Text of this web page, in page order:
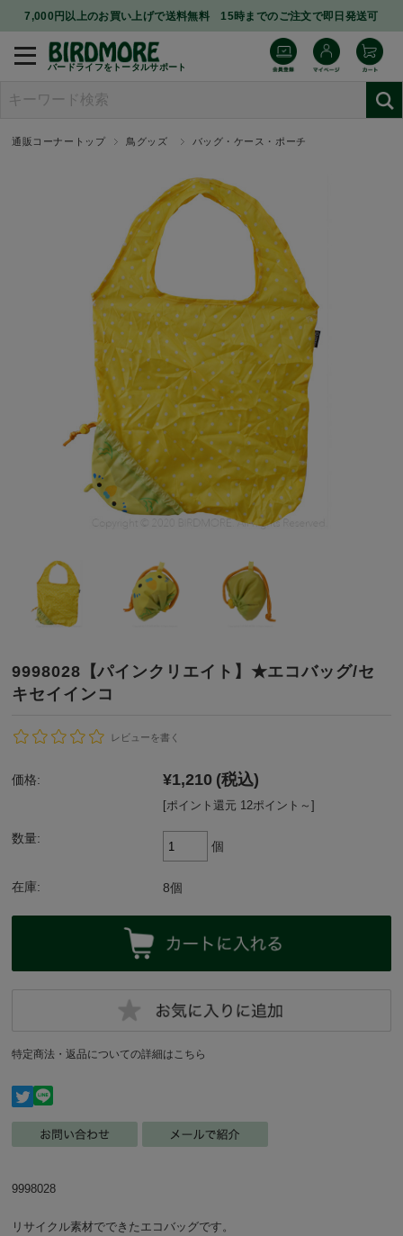
7,000円以上のお買い上げで送料無料 15時までのご注文で即日発送可
バードライフをトータルサポート
通販コーナートップ 鳥グッズ バッグ・ケース・ポーチ
9998028【パインクリエイト】★エコバッグ/セ
キセイインコ
レビューを書く
価格: ¥1,210 (税込)
[ポイント還元 12ポイント～]
数量:
個
在庫: 8個
特定商法・返品についての詳細はこちら
9998028
リサイクル素材でできたエコバッグです。